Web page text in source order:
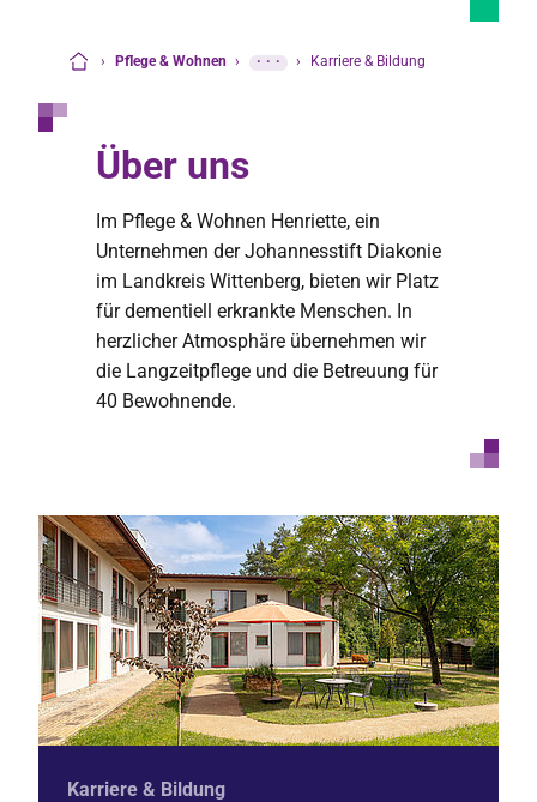
› Pflege & Wohnen › ··· › Karriere & Bildung
Über uns
Im Pflege & Wohnen Henriette, ein
Unternehmen der Johannesstift Diakonie
im Landkreis Wittenberg, bieten wir Platz
für dementiell erkrankte Menschen. In
herzlicher Atmosphäre übernehmen wir
die Langzeitpflege und die Betreuung für
40 Bewohnende.
Karriere & Bildung